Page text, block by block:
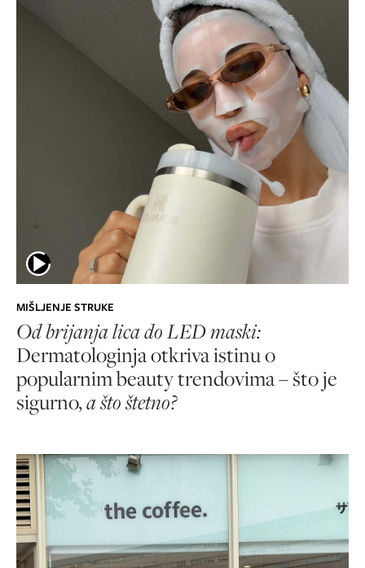
MIŠLJENJE STRUKE
Od brijanja lica do LED maski:
Dermatologinja otkriva istinu o
popularnim beauty trendovima – što je
sigurno,a što štetno?